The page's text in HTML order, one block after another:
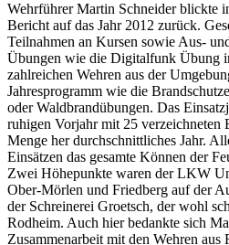
Wehrführer Martin Schneider blickte
Bericht auf das Jahr 2012 zurück.
Teilnahmen an Kursen sowie Aus-
Übungen wie die Digitalfunk Übung
zahlreichen Wehren aus der
Jahresprogramm wie die
oder Waldbrandübungen. Das
ruhigen Vorjahr mit 25 verzeichneten
Menge her durchschnittliches Jahr.
Einsätzen das gesamte Können der
Zwei Höhepunkte waren der LKW
Ober-Mörlen und Friedberg auf der
der Schreinerei Groetsch, der wohl
Rodheim. Auch hier bedankte sich
Zusammenarbeit mit den Wehren aus